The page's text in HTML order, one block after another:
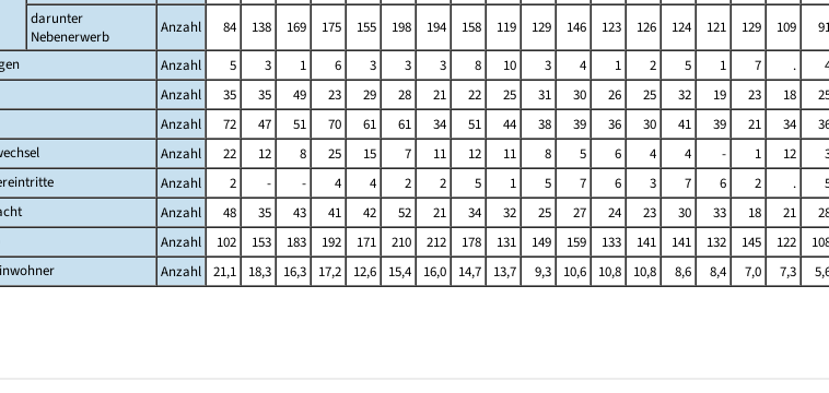
darunter
Nebenerwerb
Anzahl 84 138 169 175 155 198 194 158 119 129 146 123 126 124 121 129 109
Anzahl 5 3 1 6 3 3 3 8 10 3 4 1 2 5 1 7 .
Anzahl 35 35 49 23 29 28 21 22 25 31 30 26 25 32 19 23 18
Anzahl 72 47 51 70 61 61 34 51 44 38 39 36 30 41 39 21 34
Anzahl 22 12 8 25 15 7 11 12 11 8 5 6 4 4 - 1 12
Anzahl 2 - - 4 4 2 2 5 1 5 7 6 3 7 6 2 .
Anzahl 48 35 43 41 42 52 21 34 32 25 27 24 23 30 33 18 21
Anzahl 102 153 183 192 171 210 212 178 131 149 159 133 141 141 132 145 122
Anzahl 21,1 18,3 16,3 17,2 12,6 15,4 16,0 14,7 13,7 9,3 10,6 10,8 10,8 8,6 8,4 7,0 7,3